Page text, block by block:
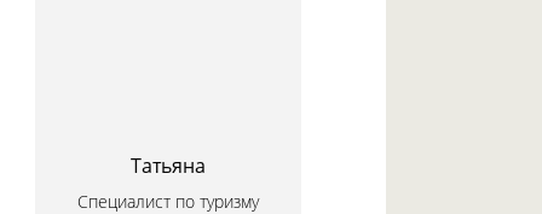
Татьяна
Специалист по туризму